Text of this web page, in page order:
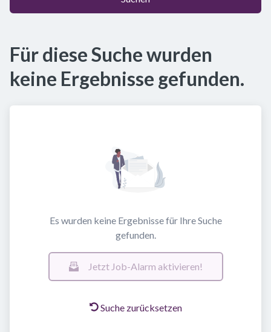
Für diese Suche wurden
keine Ergebnisse gefunden.
Es wurden keine Ergebnisse für Ihre Suche
gefunden.
Jetzt Job-Alarm aktivieren!
Suche zurücksetzen